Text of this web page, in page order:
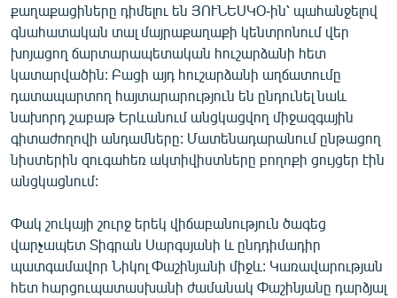
քաղաքացիները դիմելու են ՅՈՒՆԵՍԿՕ-ին՝ պահանջելով
գնահատական տալ մայրաքաղաքի կենտրոնում վեր
խոյացող ճարտարապետական հուշարձանի հետ
կատարվածին: Բացի այդ հուշարձանի աղճատումը
դատապարտող հայտարարություն են ընդունել նաև
նախորդ շաբաթ Երևանում անցկացվող միջազգային
գիտաժողովի անդամները: Մատենադարանում ընթացող
նիստերին զուգահեռ ակտիվիստները բողոքի ցույցեր էին
անցկացնում:
Փակ շուկայի շուրջ երեկ վիճաբանություն ծագեց
վարչապետ Տիգրան Սարգսյանի և ընդդիմադիր
պատգամավոր Նիկոլ Փաշինյանի միջև: Կառավարության
հետ հարցուպատասխանի ժամանակ Փաշինյանը դարձյալ